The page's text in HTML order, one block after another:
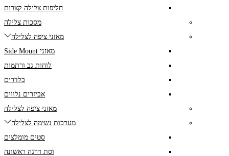
חליפות צלילה קצרות
מסכות צלילה
מאזני ציפה לצלילה
מאזני Side Mount
לוחות גב ורתמות
בלדרים
אביזרים נלווים
מאזני ציפה לצלילה
מערכות נשימה לצלילה
סטים מומלצים
וסת דרגה ראשונה